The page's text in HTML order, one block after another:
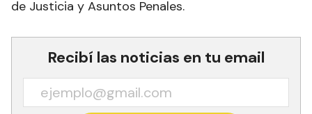
de Justicia y Asuntos Penales.
Recibí las noticias en tu email